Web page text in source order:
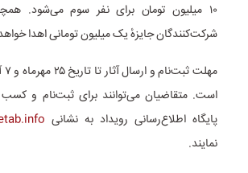
۱۰ میلیون تومان برای نفر سوم می‌شود.
شرکت‌کنندگان جایزهٔ یک میلیون تومانی اهدا
است. متقاضیان می‌توانند برای ثبت‌نام و کسب
پایگاه اطلاع‌رسانی رویداد به نشانی
نمایند.